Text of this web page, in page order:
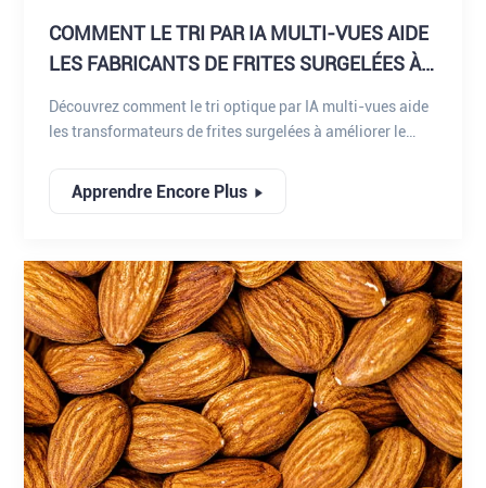
COMMENT LE TRI PAR IA MULTI-VUES AIDE
LES FABRICANTS DE FRITES SURGELÉES À
OPTIMISER LE CLASSEMENT DES
DES MATIÈRES PREMIÈRES.
Découvrez comment le tri optique par IA multi-vues aide
les transformateurs de frites surgelées à améliorer le
et à maximiser le rendement.
Apprendre Encore Plus